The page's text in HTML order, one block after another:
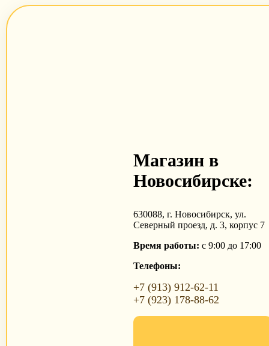
Магазин в
Новосибирске:
630088, г. Новосибирск, ул.
Северный проезд, д. 3, корпус 7
Время работы: с 9:00 до 17:00
Телефоны:
+7 (913) 912-62-11
+7 (923) 178-88-62